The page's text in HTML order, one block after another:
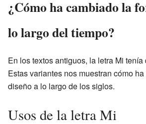
¿Cómo ha cambiado la
lo largo del tiempo?
En los textos antiguos, la letra Mi tenía
Estas variantes nos muestran cómo
diseño a lo largo de los siglos.
Usos de la letra Mi